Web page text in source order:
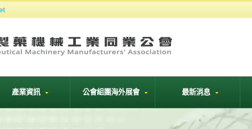
產業資訊 公會組團海外展會 最新消息